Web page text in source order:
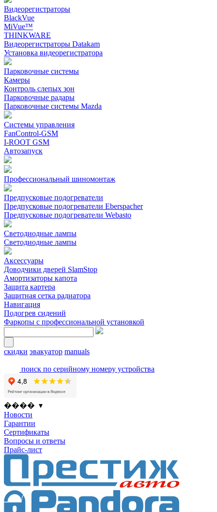
Видеорегистраторы
BlackVue
MiVue™
THINKWARE
Видеорегистраторы Datakam
Установка видеорегистратора
Парковочные системы
Камеры
Контроль слепых зон
Парковочные радары
Парковочные системы Mazda
Системы управления
FanControl-GSM
I-ROOT GSM
Автозапуск
Профессиональный шиномонтаж
Предпусковые подогреватели
Предпусковые подогреватели Eberspacher
Предпусковые подогреватели Webasto
Светодиодные лампы
Светодиодные лампы
Аксессуары
Доводчики дверей SlamStop
Амортизаторы капота
Защита картера
Защитная сетка радиатора
Навигация
Подогрев сидений
Фаркопы с профессиональной установкой
скидки эвакуатор manuals
поиск по серийному номеру устройства
���� ▾
Новости
Гарантии
Сертификаты
Вопросы и ответы
Прайс-лист